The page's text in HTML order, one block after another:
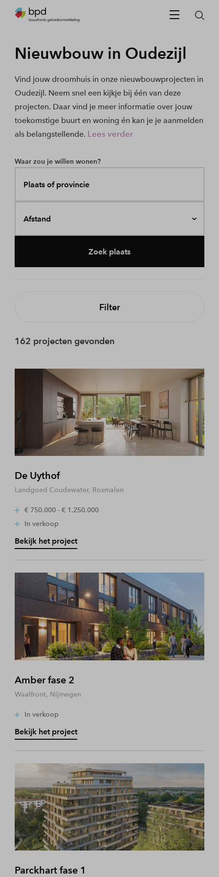
Nieuwbouw in Oudezijl
Vind jouw droomhuis in onze nieuwbouwprojecten in
Oudezijl. Neem snel een kijkje bij één van deze
projecten. Daar vind je meer informatie over jouw
toekomstige buurt en woning én kan je je aanmelden
als belangstellende. Lees verder
Waar zou je willen wonen?
Plaats of provincie
Afstand
Zoek plaats
Filter
162 projecten gevonden
De Uythof
Landgoed Coudewater, Rosmalen
€ 750.000 - € 1.250.000
In verkoop
Bekijk het project
Amber fase 2
Waalfront, Nijmegen
In verkoop
Bekijk het project
Parckhart fase 1